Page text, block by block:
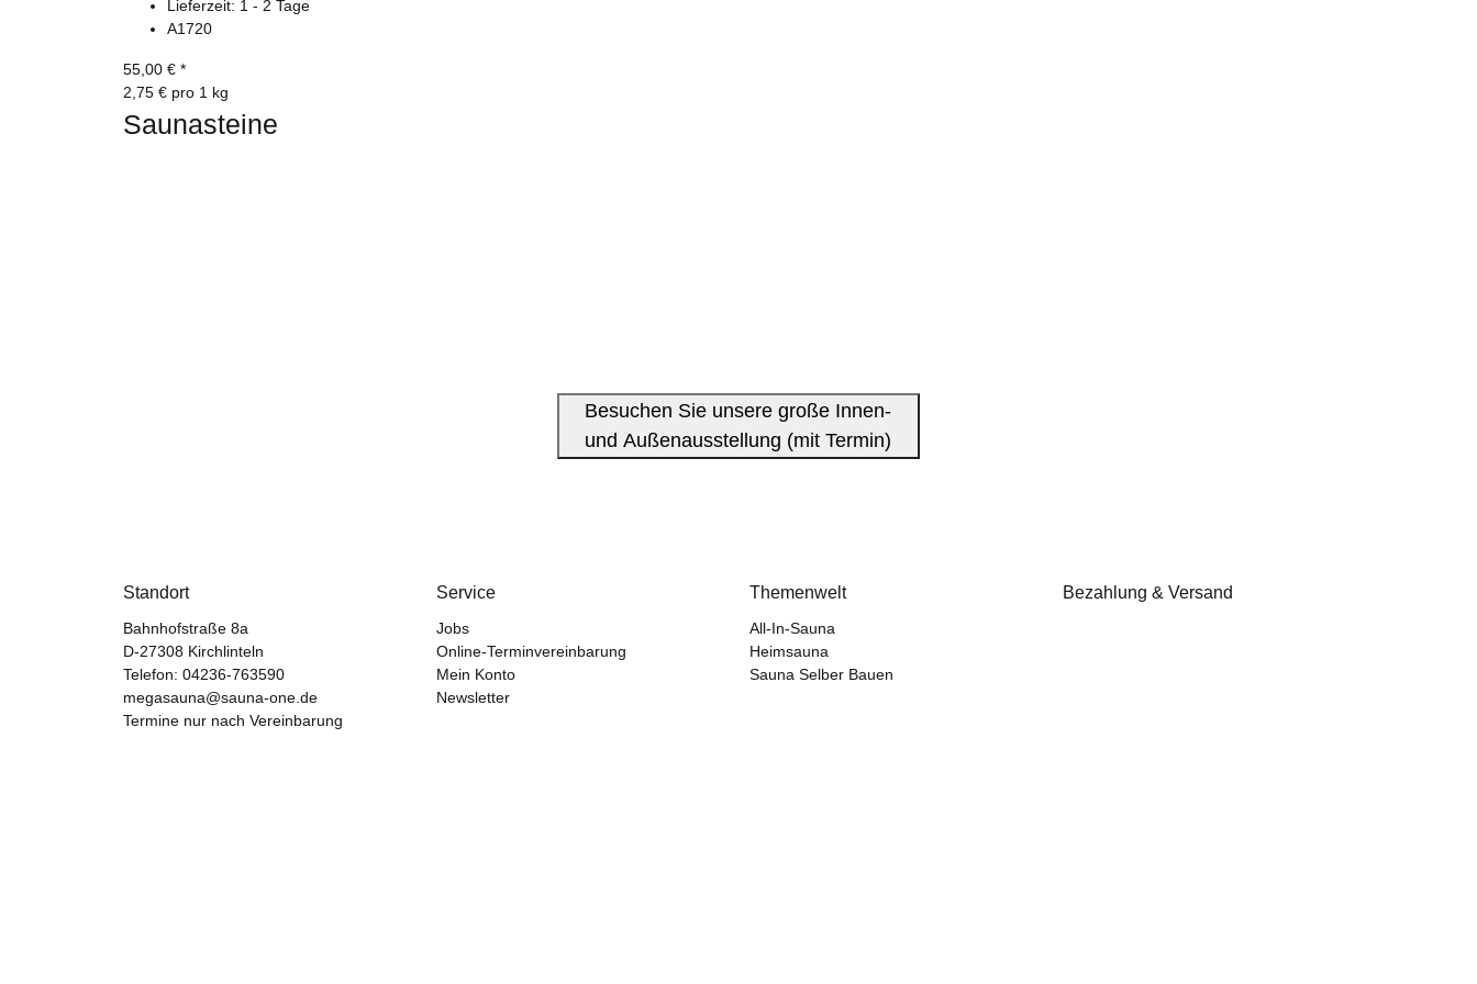
Lieferzeit: 1 - 2 Tage
A1720
55,00 € *
2,75 € pro 1 kg
Saunasteine
Besuchen Sie unsere große Innen-
und Außenausstellung (mit Termin)
Standort
Bahnhofstraße 8a
D-27308 Kirchlinteln
Telefon: 04236-763590
megasauna@sauna-one.de
Termine nur nach Vereinbarung
Service
Jobs
Online-Terminvereinbarung
Mein Konto
Newsletter
Themenwelt
All-In-Sauna
Heimsauna
Sauna Selber Bauen
Bezahlung & Versand